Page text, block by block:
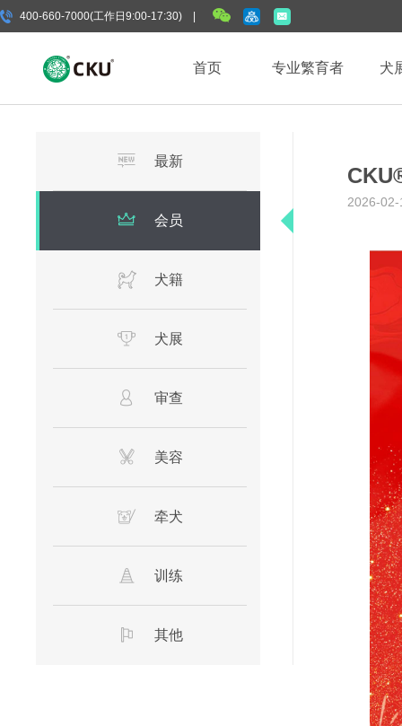
400-660-7000(工作日9:00-17:30) |
首页 专业繁育者 犬
最新
会员
犬籍
犬展
审查
美容
牵犬
训练
其他
2026-